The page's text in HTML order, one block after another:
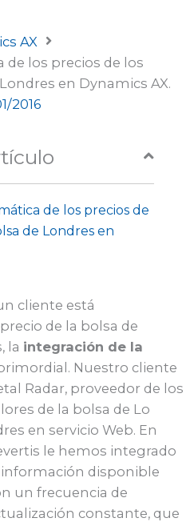
AX
los precios de los
en Dynamics AX.
2016
de los precios de
de Londres en
cliente está
de la bolsa de
la integración de la
Nuestro cliente
Radar, proveedor de los
de la bolsa de Lo
en servicio Web. En
le hemos integrado
información disponible
un frecuencia de
constante, que